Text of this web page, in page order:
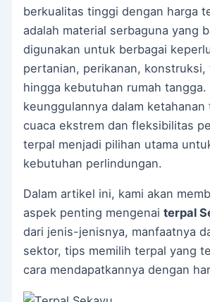
berkualitas tinggi dengan harga
adalah material serbaguna yang
digunakan untuk berbagai
pertanian, perikanan,
hingga kebutuhan rumah tangga.
keunggulannya dalam ketahanan
cuaca ekstrem dan fleksibilitas
terpal menjadi pilihan utama
kebutuhan perlindungan.
Dalam artikel ini, kami akan
aspek penting mengenaiterpal
dari jenis-jenisnya, manfaatnya
sektor, tips memilih terpal yang
cara mendapatkannya dengan